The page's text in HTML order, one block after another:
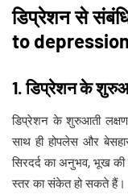
डिप्रेशन से
to depression
1. डिप्रेशन के
डिप्रेशन के शुरुआती
साथ ही होपलेस और
सिरदर्द का अनुभव, भूख
स्तर का संकेत हो सकते हैं।